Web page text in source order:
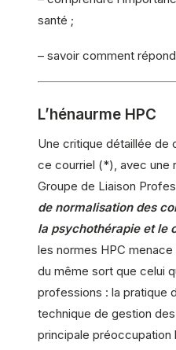
santé ;
– savoir comment
L’hénaurme HPC
Une critique détaillée de
ce courriel (*), avec une
Groupe de Liaison
de normalisation des
la psychothérapie et le
les normes HPC
du même sort que celui
professions : la pratique
technique de gestion
principale préoccupation